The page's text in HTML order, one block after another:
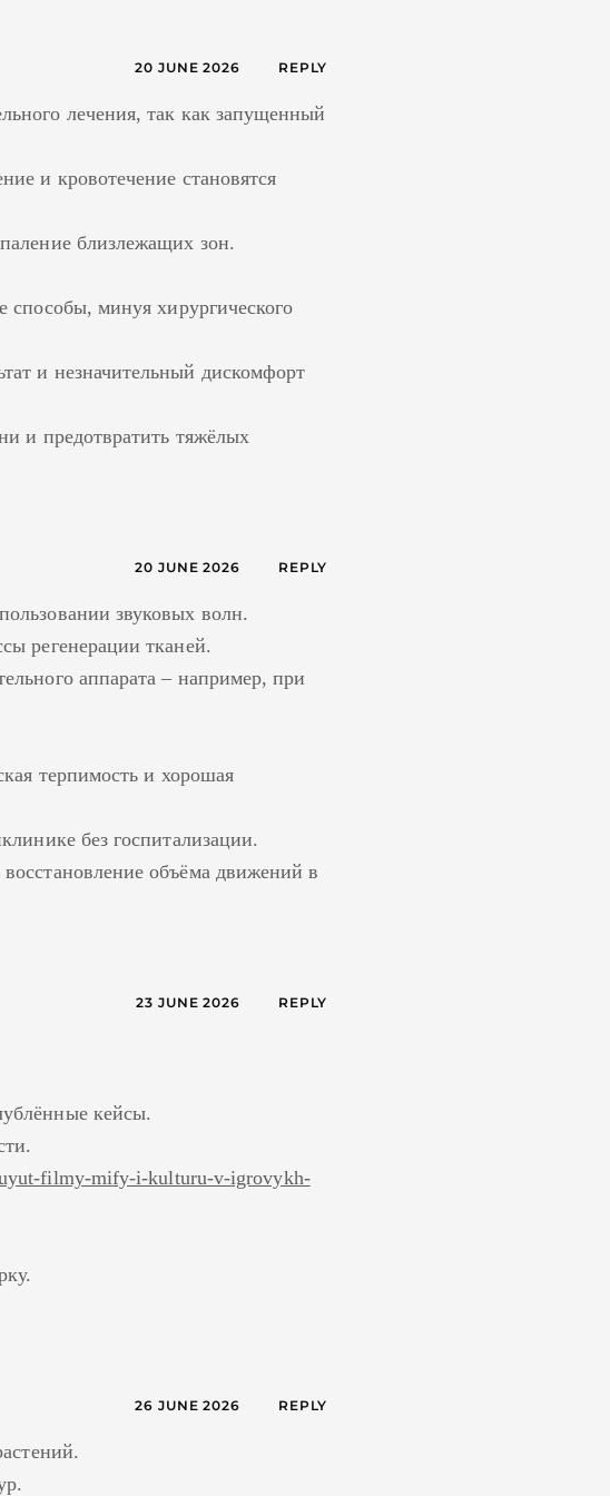
20 JUNE 2026 REPLY
лечения, так как запущенный
и кровотечение становятся
близлежащих зон.
способы, минуя хирургического
и незначительный дискомфорт
и предотвратить тяжёлых
20 JUNE 2026 REPLY
звуковых волн.
регенерации тканей.
аппарата – например, при
терпимость и хорошая
без госпитализации.
объёма движений в
23 JUNE 2026 REPLY
кейсы.
filmy-mify-i-kulturu-v-igrovykh-
26 JUNE 2026 REPLY